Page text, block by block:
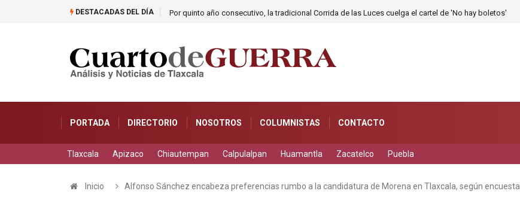
DESTACADAS DEL DÍA Por quinto año consecutivo, la tradicional Corrida de las Luces cuelga el cartel de 'No hay boletos'
PORTADA DIRECTORIO NOSOTROS COLUMNISTAS CONTACTO
Tlaxcala Apizaco Chiautempan Calpulalpan Huamantla Zacatelco Puebla
Inicio Alfonso Sánchez encabeza preferencias rumbo a la candidatura de Morena en Tlaxcala, según encuesta